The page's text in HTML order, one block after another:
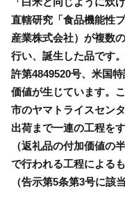
直轄研究「食品機能性
産業株式会社）が複数
行い、誕生した品です
許第4849520号、米国
価値が生じています。
市のヤマトライスセン
出荷まで一連の工程を
（返礼品の付加価値の
で行われる工程によるも
（告示第5条第3号に該当